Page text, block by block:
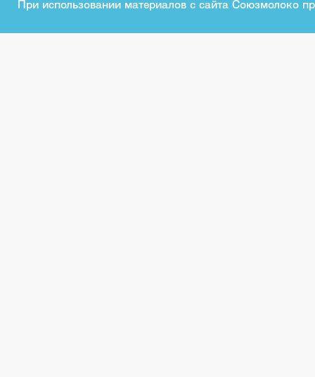
При использовании материалов с сайта Союзмолоко